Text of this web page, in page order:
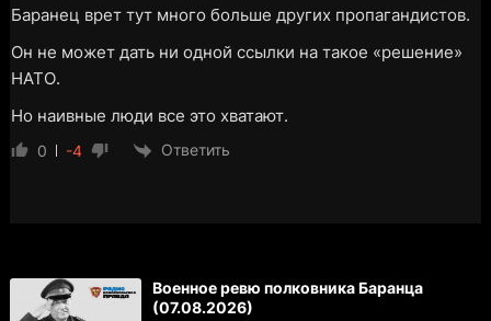
Баранец врет тут много больше других пропагандистов.
Он не может дать ни одной ссылки на такое «решение»
НАТО.
Но наивные люди все это хватают.
0 -4 Ответить
Военное ревю полковника Баранца
(07.08.2026)